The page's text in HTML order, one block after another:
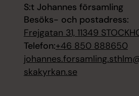
S:t Johannes församling
Besöks- och postadress:
Frejgatan 31, 11349
Telefon:+46 850 888650
skakyrkan.se